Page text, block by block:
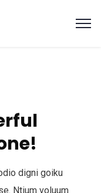
digni goiku
Ntium voluum